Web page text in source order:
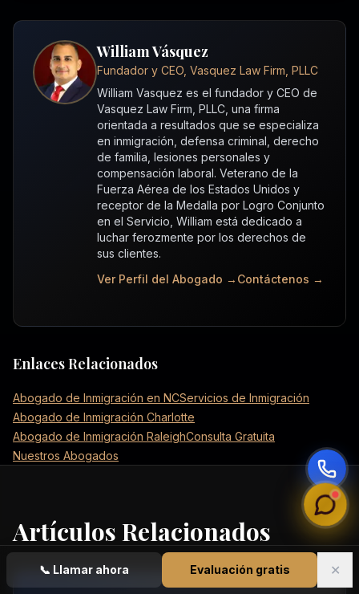
📞 Llamar ahora Evaluación gratis ✕
William Vásquez
Fundador y CEO, Vasquez Law Firm, PLLC
William Vasquez es el fundador y CEO de
Vasquez Law Firm, PLLC, una firma
orientada a resultados que se especializa
en inmigración, defensa criminal, derecho
de familia, lesiones personales y
compensación laboral. Veterano de la
Fuerza Aérea de los Estados Unidos y
receptor de la Medalla por Logro Conjunto
en el Servicio, William está dedicado a
luchar ferozmente por los derechos de
sus clientes.
Ver Perfil del Abogado → Contáctenos →
Enlaces Relacionados
Abogado de Inmigración en NCServicios de Inmigración
Abogado de Inmigración Charlotte
Abogado de Inmigración RaleighConsulta Gratuita
Nuestros Abogados
Artículos Relacionados